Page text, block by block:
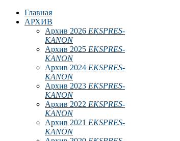
Главная
АРХИВ
Архив 2026 EKSPRES-
KANON
Архив 2025 EKSPRES-
KANON
Архив 2024 EKSPRES-
KANON
Архив 2023 EKSPRES-
KANON
Архив 2022 EKSPRES-
KANON
Архив 2021 EKSPRES-
KANON